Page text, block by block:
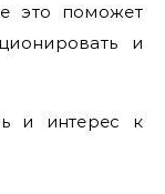
это поможет
и
и интерес к